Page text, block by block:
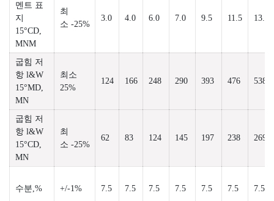
멘트 표
지
15°CD,
MNM
최
소 -25%
3.0 4.0 6.0 7.0 9.5 11.5 13.0
굽힘 저
항 l&W
15°MD,
MN
최소
25%
124 166 248 290 393 476 538
굽힘 저
항 l&W
15°CD,
MN
최
소 -25%
62 83 124 145 197 238 269
수분,% +/-1% 7.5 7.5 7.5 7.5 7.5 7.5 7.5